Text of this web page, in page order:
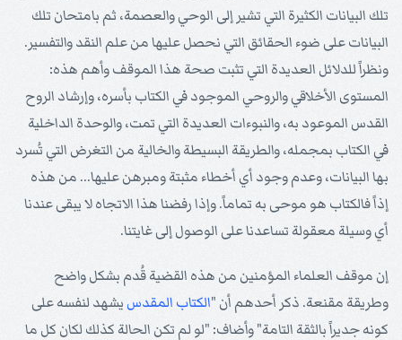
تلك البيانات الكثيرة التي تشير إلى الوحي والعصمة، ثم بامتحان تلك
البيانات على ضوء الحقائق التي نحصل عليها من علم النقد والتفسير.
ونظراً للدلائل العديدة التي تثبت صحة هذا الموقف وأهم هذه:
المستوى الأخلاقي والروحي الموجود في الكتاب بأسره، وإرشاد الروح
القدس الموعود به، والنبوءات العديدة التي تمت، والوحدة الداخلية
في الكتاب بمجمله، والطريقة البسيطة والخالية من التغرض التي تُسرد
بها البيانات، وعدم وجود أي أخطاء مثبتة ومبرهن عليها... من هذه
إذاً فالكتاب هو موحى به تماماً. وإذا رفضنا هذا الاتجاه لا يبقى عندنا
أي وسيلة معقولة تساعدنا على الوصول إلى غايتنا.
إن موقف العلماء المؤمنين من هذه القضية قُدم بشكل واضح
وطريقة مقنعة. ذكر أحدهم أن "الكتاب المقدس يشهد لنفسه على
كونه جديراً بالثقة التامة" وأضاف: "لو لم تكن الحالة كذلك لكان كل ما